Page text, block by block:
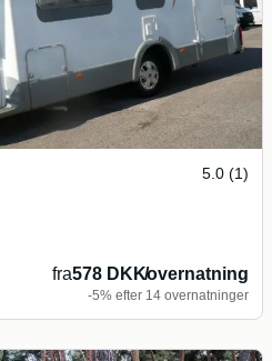
5.0 (1)
fra578 DKK/overnatning
-5% efter 14 overnatninger